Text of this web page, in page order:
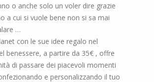
o anche solo un voler dire grazie
a cui si vuole bene non si sa mai
…
net con le sue idee regalo nel
benessere, a partire da 35€ , offre
di passare dei piacevoli momenti
e personalizzando il tuo